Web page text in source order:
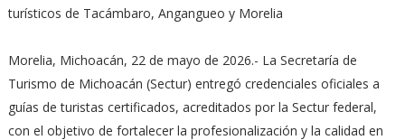
turísticos de Tacámbaro, Angangueo y Morelia
Morelia, Michoacán, 22 de mayo de 2026.- La Secretaría de
Turismo de Michoacán (Sectur) entregó credenciales oficiales a
guías de turistas certificados, acreditados por la Sectur federal,
con el objetivo de fortalecer la profesionalización y la calidad en